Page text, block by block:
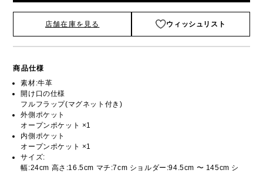
店舗在庫を見る ウィッシュリスト
商品仕様
素材:牛革
開け口の仕様
フルフラップ(マグネット付き)
外側ポケット
オープンポケット ×1
内側ポケット
オープンポケット ×1
サイズ:
幅:24cm 高さ:16.5cm マチ:7cm ショルダー:94.5cm 〜 145cm シ